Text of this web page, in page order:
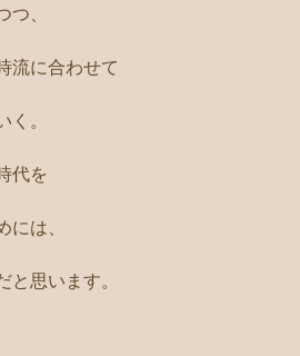
、
流に合わせて
く。
代を
は、
と思います。